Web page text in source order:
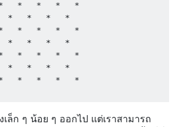
*   *   *   *
*   *   *   *
*   *   *   *
*   *   *   *
*   *   *   *
*   *   *   *
*   *   *   *
เล็ก ๆ น้อย ๆ ออกไป แต่เราสามารถ